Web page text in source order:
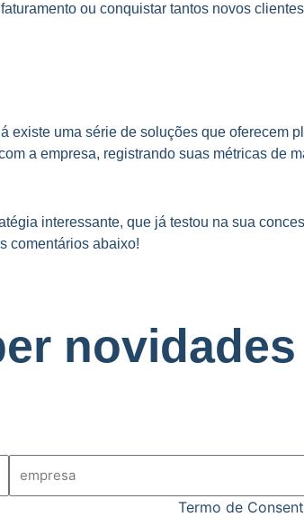
ou conquistar tantos novos
existe uma série de soluções que oferecem
a empresa, registrando suas métricas de
interessante, que já testou na sua
comentários abaixo!
Termo de